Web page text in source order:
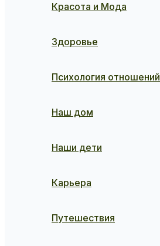
Красота и Мода
Здоровье
Психология отношений
Наш дом
Наши дети
Карьера
Путешествия